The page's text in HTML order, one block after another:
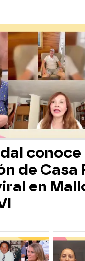
conoce
de Casa
en